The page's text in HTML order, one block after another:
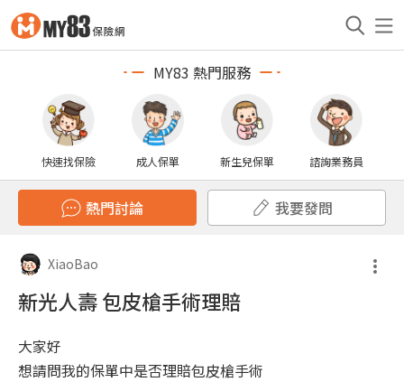
MY83 熱門服務
快速找保險 成人保單 新生兒保單 諮詢業務員
熱門討論 我要發問
XiaoBao
新光人壽 包皮槍手術理賠
大家好
想請問我的保單中是否理賠包皮槍手術